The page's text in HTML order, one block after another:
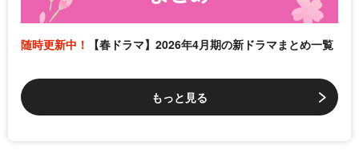
随時更新中！ 【春ドラマ】2026年4月期の新ドラマまとめ一覧
もっと見る